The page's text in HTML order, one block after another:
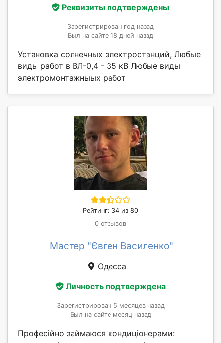
Реквизиты подтверждены
Зарегистрирован год назад
Был на сайте 18 дней назад
Установка солнечных электростанций, Любые
виды работ в ВЛ-0,4 - 35 кВ Любые виды
электромонтажныых работ
Рейтинг: 34 из 80
0 отзывов
Мастер "Євген Василенко"
Одесса
Личность подтверждена
Зарегистрирован 5 месяцев назад
Был на сайте месяц назад
Професійно займаюся кондиціонерами: